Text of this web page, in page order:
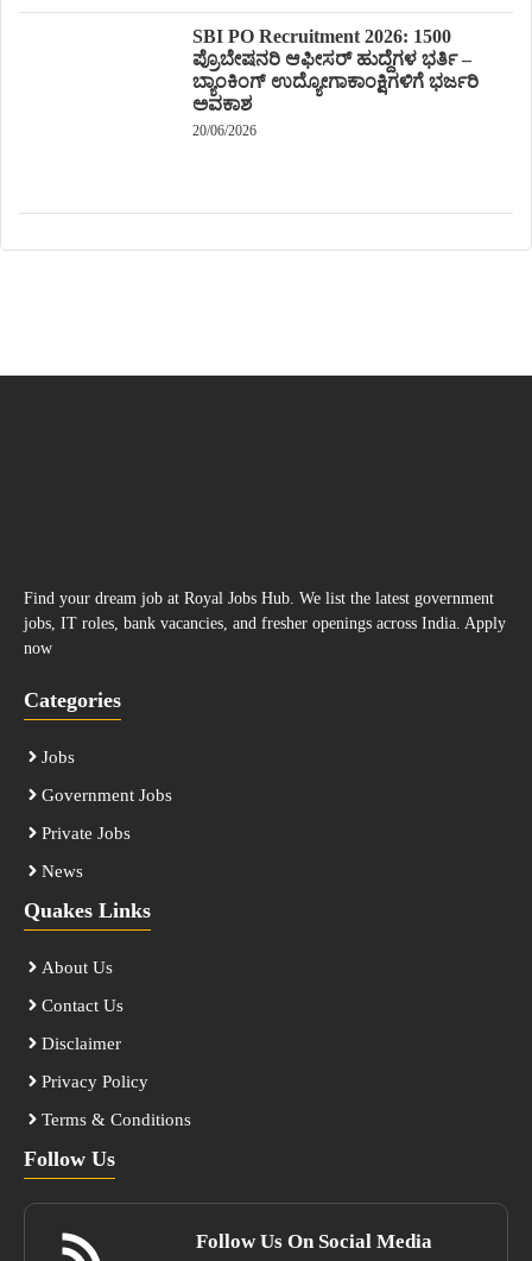
SBI PO Recruitment 2026: 1500
ಪ್ರೊಬೇಷನರಿ ಆಫೀಸರ್ ಹುದ್ದೆಗಳ ಭರ್ತಿ –
ಬ್ಯಾಂಕಿಂಗ್ ಉದ್ಯೋಗಾಕಾಂಕ್ಷಿಗಳಿಗೆ ಭರ್ಜರಿ
ಅವಕಾಶ
20/06/2026
Find your dream job at Royal Jobs Hub. We list the latest government
jobs, IT roles, bank vacancies, and fresher openings across India. Apply
now
Categories
Jobs
Government Jobs
Private Jobs
News
Quakes Links
About Us
Contact Us
Disclaimer
Privacy Policy
Terms & Conditions
Follow Us
Follow Us On Social Media